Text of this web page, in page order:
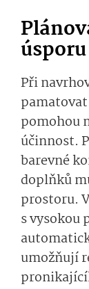
Při
pomohou
účinnost.
barevné
doplňků
prostoru.
s vysokou
umožňují